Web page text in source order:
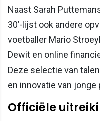
Naast Sarah
30’-lijst ook andere
voetballer Mario
Dewit en online
Deze selectie van
en innovatie van
Officiële